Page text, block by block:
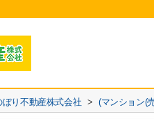
り不動産株式会社 > (マンション(